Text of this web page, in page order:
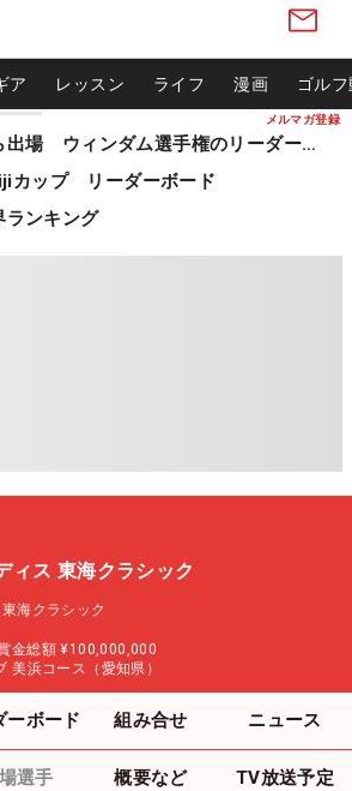
メルマガ登録
ア レッスン ライフ 漫画 ゴル
松山英樹ら出場 ウィンダム選手権のリーダーボード
カップ リーダーボード
ランキング
ス 東海クラシック
海クラシック
金総額 ¥100,000,000
美浜コース（愛知県）
ーボード 組み合せ ニュース
選手 概要など TV放送予定